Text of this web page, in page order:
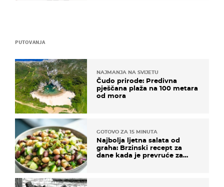
PUTOVANJA
NAJMANJA NA SVIJETU
Čudo prirode: Predivna
pješčana plaža na 100 metara
od mora
GOTOVO ZA 15 MINUTA
Najbolja ljetna salata od
graha: Brzinski recept za
dane kada je prevruće za